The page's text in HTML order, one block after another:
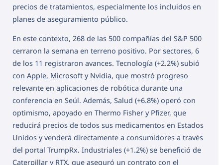
precios de tratamientos, especialmente los incluidos en
planes de aseguramiento público.
En este contexto, 268 de las 500 compañías del S&P 500
cerraron la semana en terreno positivo. Por sectores, 6
de los 11 registraron avances. Tecnología (+2.2%) subió
con Apple, Microsoft y Nvidia, que mostró progreso
relevante en aplicaciones de robótica durante una
conferencia en Seúl. Además, Salud (+6.8%) operó con
optimismo, apoyado en Thermo Fisher y Pfizer, que
reducirá precios de todos sus medicamentos en Estados
Unidos y venderá directamente a consumidores a través
del portal TrumpRx. Industriales (+1.2%) se benefició de
Caterpillar y RTX, que aseguró un contrato con el